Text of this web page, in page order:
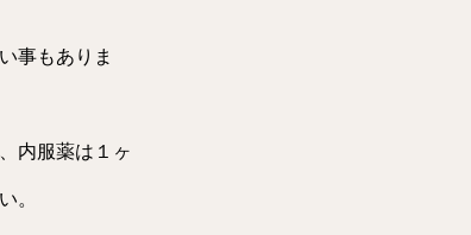
事もありま
内服薬は１ヶ
。